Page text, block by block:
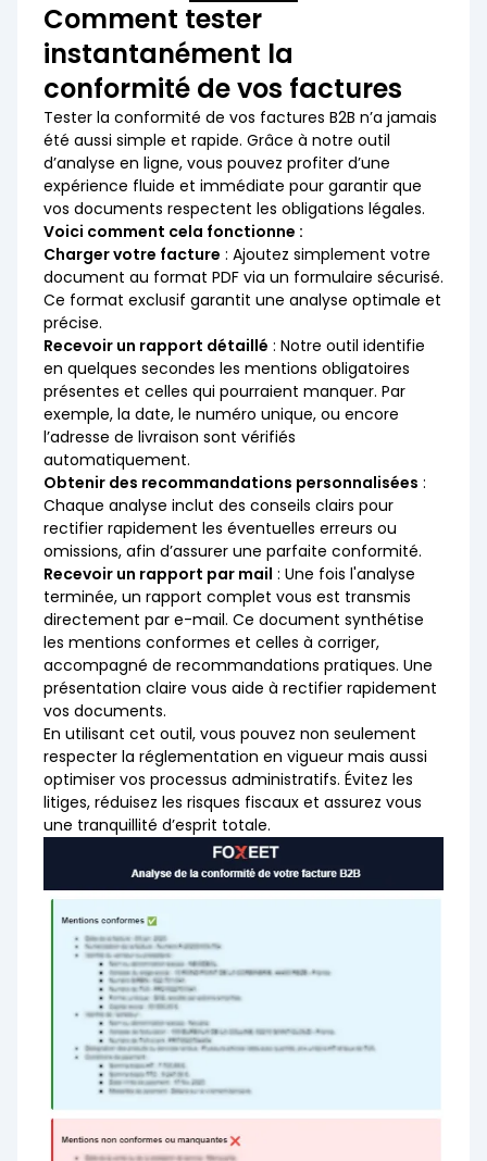
Comment tester
instantanément la
conformité de vos factures
Tester la conformité de vos factures B2B n’a jamais
été aussi simple et rapide. Grâce à notre outil
d’analyse en ligne, vous pouvez profiter d’une
expérience fluide et immédiate pour garantir que
vos documents respectent les obligations légales.
Voici comment cela fonctionne :
Charger votre facture : Ajoutez simplement votre
document au format PDF via un formulaire sécurisé.
Ce format exclusif garantit une analyse optimale et
précise.
Recevoir un rapport détaillé : Notre outil identifie
en quelques secondes les mentions obligatoires
présentes et celles qui pourraient manquer. Par
exemple, la date, le numéro unique, ou encore
l’adresse de livraison sont vérifiés
automatiquement.
Obtenir des recommandations personnalisées :
Chaque analyse inclut des conseils clairs pour
rectifier rapidement les éventuelles erreurs ou
omissions, afin d’assurer une parfaite conformité.
Recevoir un rapport par mail : Une fois l'analyse
terminée, un rapport complet vous est transmis
directement par e-mail. Ce document synthétise
les mentions conformes et celles à corriger,
accompagné de recommandations pratiques. Une
présentation claire vous aide à rectifier rapidement
vos documents.
En utilisant cet outil, vous pouvez non seulement
respecter la réglementation en vigueur mais aussi
optimiser vos processus administratifs. Évitez les
litiges, réduisez les risques fiscaux et assurez vous
une tranquillité d’esprit totale.